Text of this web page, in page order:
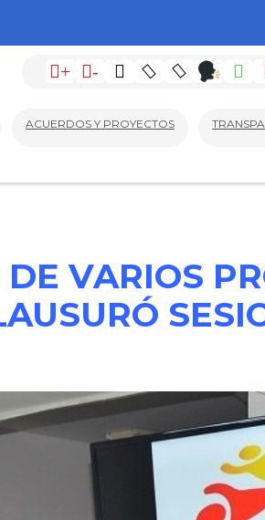
+ -
ACUERDOS Y PROYECTOS
VARIOS